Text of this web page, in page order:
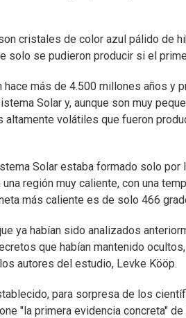
cristales de color azul pálido de
solo se pudieron producir si el
más de 4.500 millones años y
Solar y, aunque son muy
volátiles que fueron
Solar estaba formado solo
región muy caliente, con una
más caliente es de solo 466
ya habían sido analizados
que habían mantenido
autores del estudio, Levke Kööp.
para sorpresa de los
"la primera evidencia concreta"